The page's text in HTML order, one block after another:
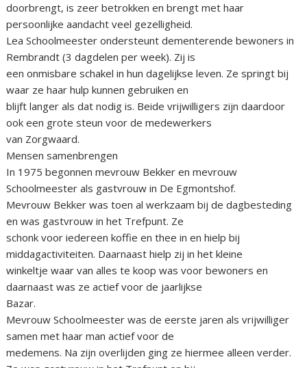
doorbrengt, is zeer betrokken en brengt met haar
persoonlijke aandacht veel gezelligheid.
Lea Schoolmeester ondersteunt dementerende bewoners in
Rembrandt (3 dagdelen per week). Zij is
een onmisbare schakel in hun dagelijkse leven. Ze springt bij
waar ze haar hulp kunnen gebruiken en
blijft langer als dat nodig is. Beide vrijwilligers zijn daardoor
ook een grote steun voor de medewerkers
van Zorgwaard.
Mensen samenbrengen
In 1975 begonnen mevrouw Bekker en mevrouw
Schoolmeester als gastvrouw in De Egmontshof.
Mevrouw Bekker was toen al werkzaam bij de dagbesteding
en was gastvrouw in het Trefpunt. Ze
schonk voor iedereen koffie en thee in en hielp bij
middagactiviteiten. Daarnaast hielp zij in het kleine
winkeltje waar van alles te koop was voor bewoners en
daarnaast was ze actief voor de jaarlijkse
Bazar.
Mevrouw Schoolmeester was de eerste jaren als vrijwilliger
samen met haar man actief voor de
medemens. Na zijn overlijden ging ze hiermee alleen verder.